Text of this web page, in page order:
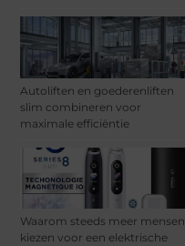
Autoliften en goederenliften
slim combineren voor
maximale efficiëntie
Waarom steeds meer mensen
kiezen voor een elektrische